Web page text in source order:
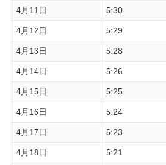
4月11日 5:30
4月12日 5:29
4月13日 5:28
4月14日 5:26
4月15日 5:25
4月16日 5:24
4月17日 5:23
4月18日 5:21